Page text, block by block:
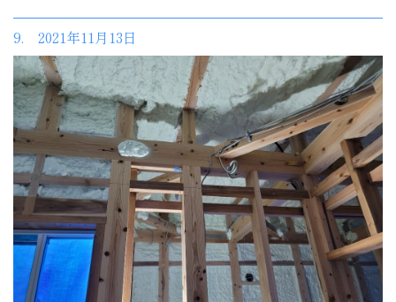
9. 2021年11月13日